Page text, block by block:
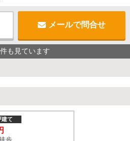
メールで問合せ
も見ています
建て